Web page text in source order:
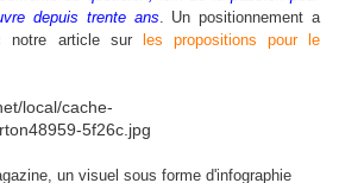
depuis trente ans. Un positionnement a
notre article sur
les propositions pour le
un visuel sous forme d'infographie